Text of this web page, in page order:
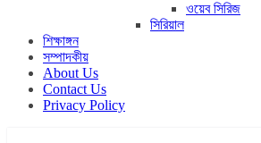
ওয়েব সিরিজ
সিরিয়াল
শিক্ষাঙ্গন
সম্পাদকীয়
About Us
Contact Us
Privacy Policy